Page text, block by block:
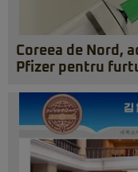
Coreea de Nord,
Pfizer pentru